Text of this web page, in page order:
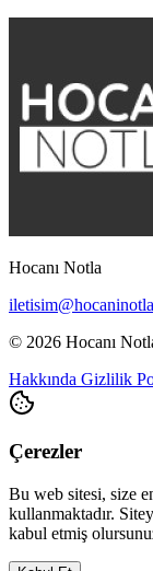
Hocanı Notla
© 2026 Hocanı
Hakkında Gizlilik
Çerezler
Bu web sitesi, size
kullanmaktadır.
kabul etmiş